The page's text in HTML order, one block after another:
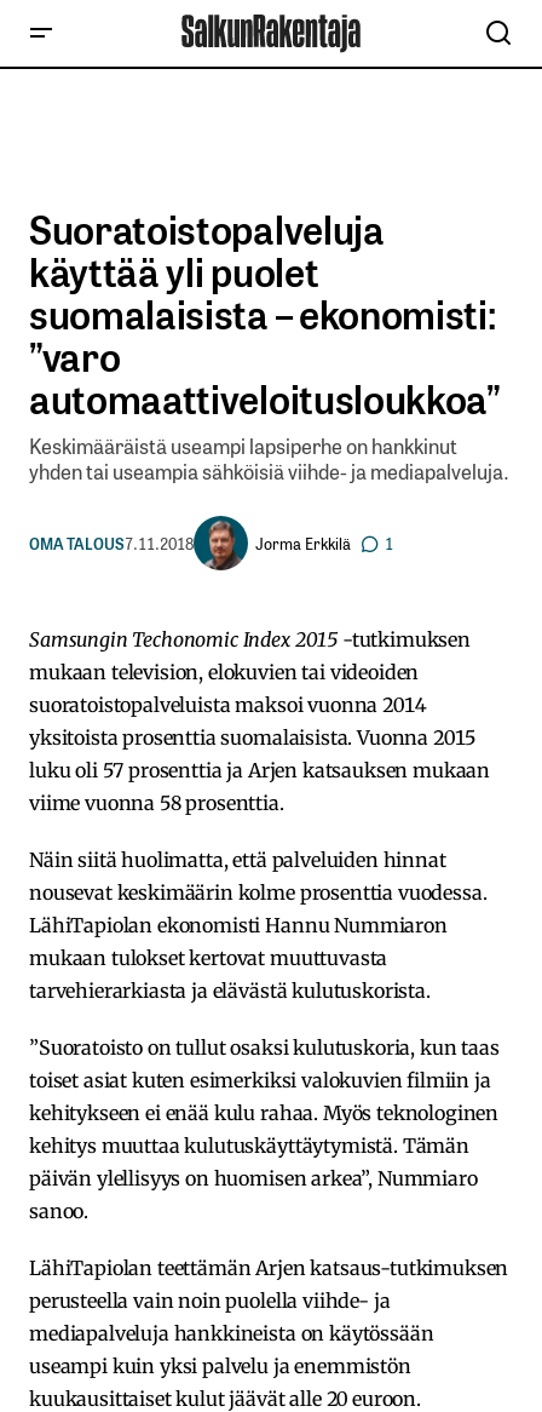
Suoratoistopalveluja
käyttää yli puolet
suomalaisista – ekonomisti:
”varo
automaattiveloitusloukkoa”
Keskimääräistä useampi lapsiperhe on hankkinut
yhden tai useampia sähköisiä viihde- ja mediapalveluja.
OMA TALOUS7.11.2018 Jorma Erkkilä 1
Samsungin Techonomic Index 2015 -tutkimuksen
mukaan television, elokuvien tai videoiden
suoratoistopalveluista maksoi vuonna 2014
yksitoista prosenttia suomalaisista. Vuonna 2015
luku oli 57 prosenttia ja Arjen katsauksen mukaan
viime vuonna 58 prosenttia.
Näin siitä huolimatta, että palveluiden hinnat
nousevat keskimäärin kolme prosenttia vuodessa.
LähiTapiolan ekonomisti Hannu Nummiaron
mukaan tulokset kertovat muuttuvasta
tarvehierarkiasta ja elävästä kulutuskorista.
”Suoratoisto on tullut osaksi kulutuskoria, kun taas
toiset asiat kuten esimerkiksi valokuvien filmiin ja
kehitykseen ei enää kulu rahaa. Myös teknologinen
kehitys muuttaa kulutuskäyttäytymistä. Tämän
päivän ylellisyys on huomisen arkea”, Nummiaro
sanoo.
LähiTapiolan teettämän Arjen katsaus-tutkimuksen
perusteella vain noin puolella viihde- ja
mediapalveluja hankkineista on käytössään
useampi kuin yksi palvelu ja enemmistön
kuukausittaiset kulut jäävät alle 20 euroon.